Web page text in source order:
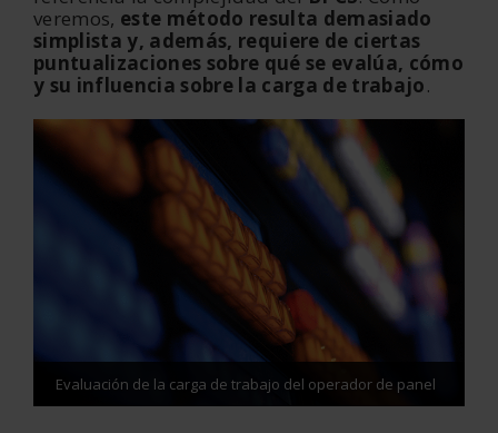
veremos, este método resulta demasiado
simplista y, además, requiere de ciertas
puntualizaciones sobre qué se evalúa, cómo
y su influencia sobre la carga de trabajo.
Evaluación de la carga de trabajo del operador de panel